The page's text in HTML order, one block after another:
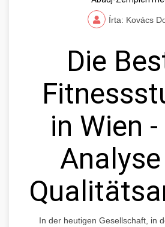
Írta: Kovács
Die
in Wien -
In der heutigen Gesellschaft, in